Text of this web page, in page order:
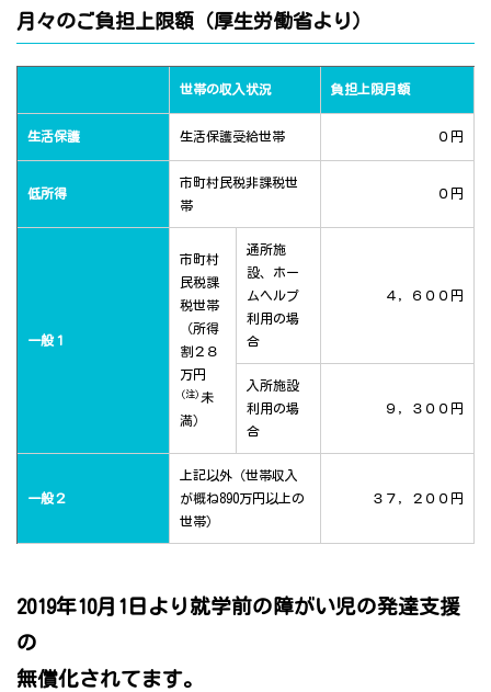
月々のご負担上限額（厚生労働省より）
世帯の収入状況 負担上限月額
生活保護 生活保護受給世帯 ０円
低所得
市町村民税非課税世
帯
０円
一般１
市町村
民税課
税世帯
（所得
割２８
万円
(注) 未
満）
通所施
設、ホー
ムヘルプ
利用の場
合
４，６００円
入所施設
利用の場
合
９，３００円
一般２
上記以外（世帯収入
が概ね890万円以上の
世帯）
３７，２００円
2019年10月1日より就学前の障がい児の発達支援
の
無償化されてます。